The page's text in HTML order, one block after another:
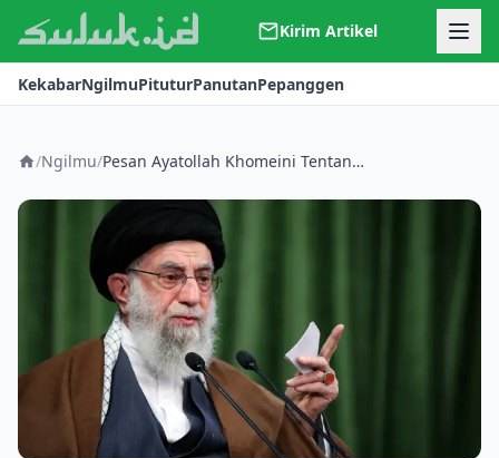
Kirim Artikel
Kerjasama
Kontak
KekabarNgilmuPituturPanutanPepanggen
/Ngilmu/ Pesan Ayatollah Khomeini Tentang Kematian